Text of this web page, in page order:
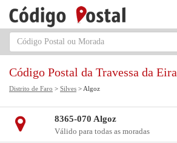
Código Postal da Travessa da Eira
Distrito de Faro > Silves > Algoz
8365-070 Algoz
Válido para todas as moradas